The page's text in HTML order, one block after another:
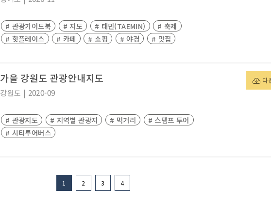
# 관광가이드북 # 지도 # 태민(TAEMIN)
# 축제
# 핫플레이스
# 카페 # 쇼핑 # 야경 # 맛집
가을 강원도 관광안내지도
강원도 | 2020-09
# 관광지도 # 지역별 관광지 # 먹거리
# 스탬프 투어
# 시티투어버스
다
1 2 3 4